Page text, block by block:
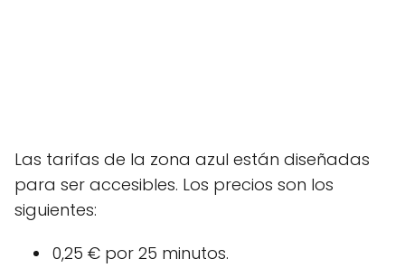
Las tarifas de la zona azul están diseñadas
para ser accesibles. Los precios son los
siguientes:
0,25 € por 25 minutos.